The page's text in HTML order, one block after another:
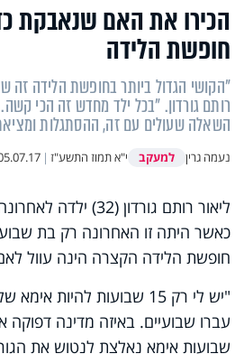
הכירו את האם שנאבקת
חופשת הלידה
"הקושי הגדול ביותר בחופשת הלידה זה
רותם גורדון. "בכל ילד מחדש זה הכי
השאלה שעולים עם זה, ההסתגלות
נעמה גרין למעקב י"א תמוז התשע"ז |
ליאור רותם גורדון
כאשר היתה זו האחרונה רק בת
חופשת הלידה הקצרה הינה עוול לאם
"יש לי רק 15 שבועות
שבועות אימא נאלצת לנטוש את